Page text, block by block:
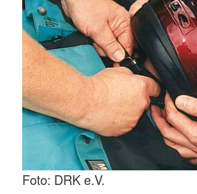
Foto: DRK e.V.